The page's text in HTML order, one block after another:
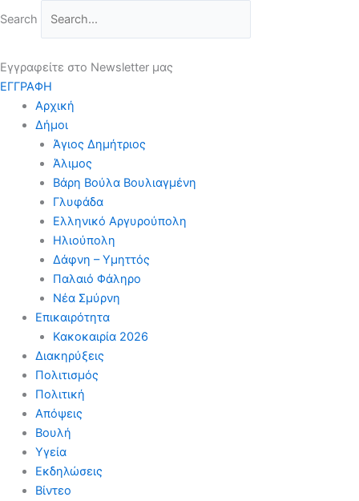
στο
Search
Εγγραφείτε στο Newsletter μας
ΕΓΓΡΑΦΗ
Αρχική
Δήμοι
Άγιος Δημήτριος
Άλιμος
Βάρη Βούλα Βουλιαγμένη
Γλυφάδα
Ελληνικό Αργυρούπολη
Ηλιούπολη
Δάφνη – Υμηττός
Παλαιό Φάληρο
Νέα Σμύρνη
Επικαιρότητα
Κακοκαιρία 2026
Διακηρύξεις
Πολιτισμός
Πολιτική
Απόψεις
Βουλή
Υγεία
Εκδηλώσεις
Βίντεο